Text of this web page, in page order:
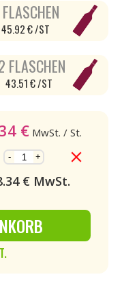
45.92 € /ST
FLASCHEN
43.51 € /ST
€ MwSt. / St.
- +
€ MwSt.